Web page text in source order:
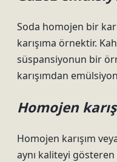
Soda homojen bir
karışıma örnektir.
süspansiyonun bir
karışımdan
Homojen
Homojen karışım
aynı kaliteyi gösteren